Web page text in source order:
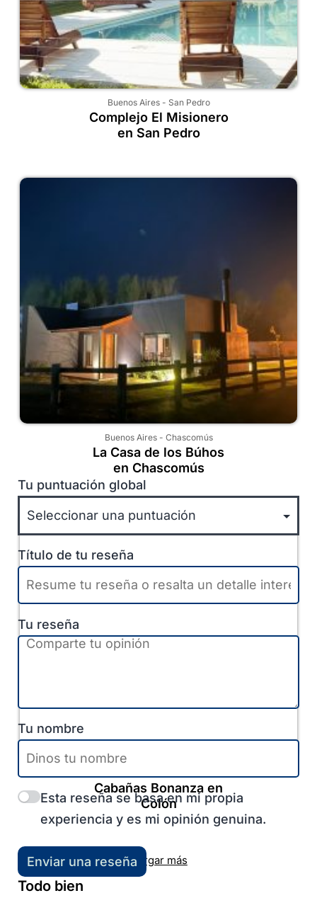
Buenos Aires- San Pedro
Complejo El Misionero
en San Pedro
Buenos Aires- Chascomús
La Casa de los Búhos
en Chascomús
Cabañas Bonanza en
Colón
Cargar más
Tu puntuación global
Título de tu reseña
Tu reseña
Tu nombre
Esta reseña se basa en mi propia
experiencia y es mi opinión genuina.
Enviar una reseña
Todo bien